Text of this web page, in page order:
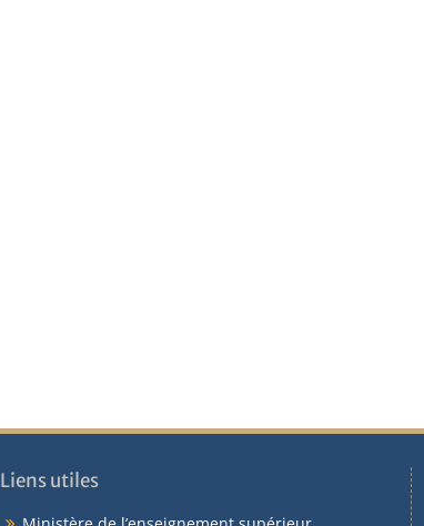
Liens utiles